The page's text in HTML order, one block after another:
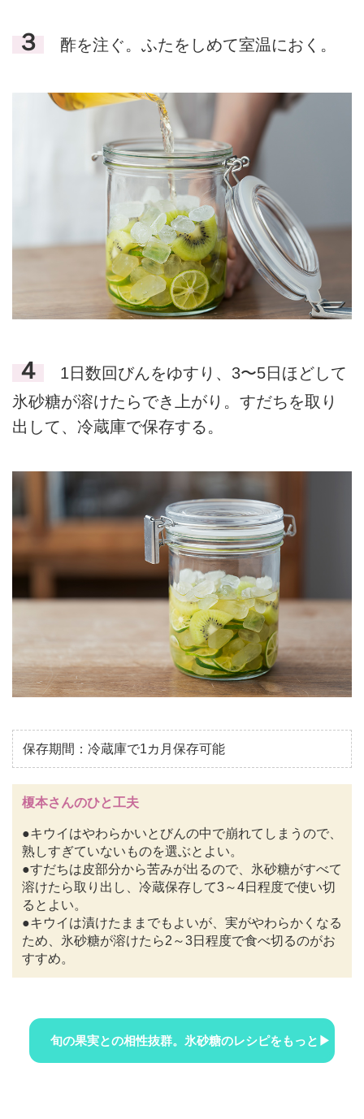
３ 酢を注ぐ。ふたをしめて室温におく。
４
1日数回びんをゆすり、3〜5日ほどして
氷砂糖が溶けたらでき上がり。すだちを取り
出して、冷蔵庫で保存する。
保存期間：冷蔵庫で1カ月保存可能
榎本さんのひと工夫
●キウイはやわらかいとびんの中で崩れてしまうので、
熟しすぎていないものを選ぶとよい。
●すだちは皮部分から苦みが出るので、氷砂糖がすべて
溶けたら取り出し、冷蔵保存して3～4日程度で使い切
るとよい。
●キウイは漬けたままでもよいが、実がやわらかくなる
ため、氷砂糖が溶けたら2～3日程度で食べ切るのがお
すすめ。
旬の果実との相性抜群。氷砂糖のレシピをもっと▶